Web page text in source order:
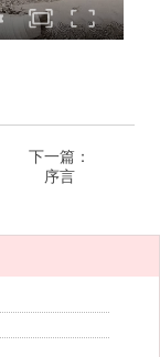
下一篇：
序言